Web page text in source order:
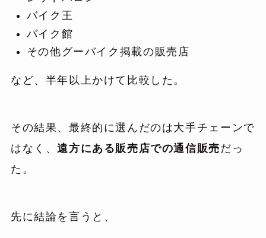
バイク王
バイク館
その他グーバイク掲載の販売店
など、半年以上かけて比較した。
その結果、最終的に選んだのは大手チェーンで
はなく、遠方にある販売店での通信販売だっ
た。
先に結論を言うと、